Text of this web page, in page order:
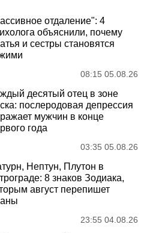
отдаление": 4
объяснили, почему
и сестры становятся
08:15 05.08.26
десятый отец в зоне
послеродовая депрессия
мужчин в конце
года
03:35 05.08.26
Нептун, Плутон в
8 знаков Зодиака,
август перепишет
23:55 04.08.26